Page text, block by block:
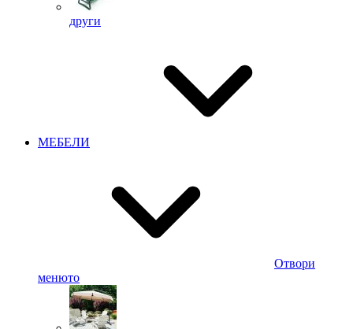
други
МЕБЕЛИ
Отвори
менюто